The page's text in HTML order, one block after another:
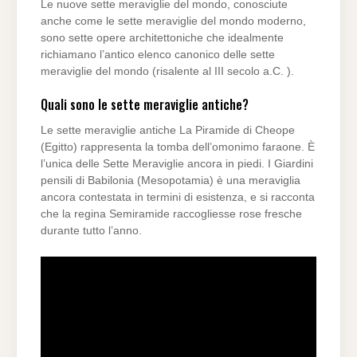
Le nuove sette meraviglie del mondo, conosciute
anche come le sette meraviglie del mondo moderno,
sono sette opere architettoniche che idealmente
richiamano l’antico elenco canonico delle sette
meraviglie del mondo (risalente al III secolo a.C. ).
Quali sono le sette meraviglie antiche?
Le sette meraviglie antiche La Piramide di Cheope
(Egitto) rappresenta la tomba dell’omonimo faraone. È
l’unica delle Sette Meraviglie ancora in piedi. I Giardini
pensili di Babilonia (Mesopotamia) è una meraviglia
ancora contestata in termini di esistenza, e si racconta
che la regina Semiramide raccogliesse rose fresche
durante tutto l’anno.